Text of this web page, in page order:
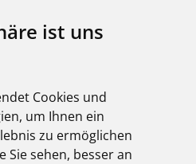
ist uns
Cookies und
um Ihnen ein
zu ermöglichen
Sie sehen, besser an
Netzteilen oder LED-
können
verursachen und
obwohl kein
Überlast) vorliegt.